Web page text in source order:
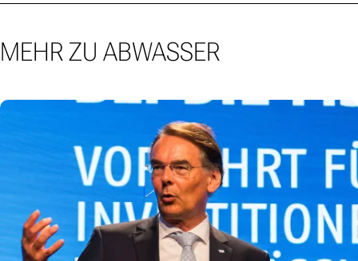
MEHR ZU ABWASSER